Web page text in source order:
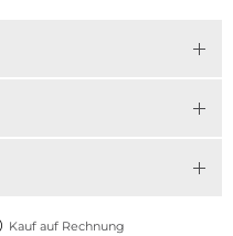
Kauf auf Rechnung